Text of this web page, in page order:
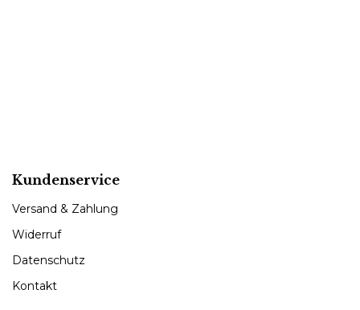
Kundenservice
Versand & Zahlung
Widerruf
Datenschutz
Kontakt